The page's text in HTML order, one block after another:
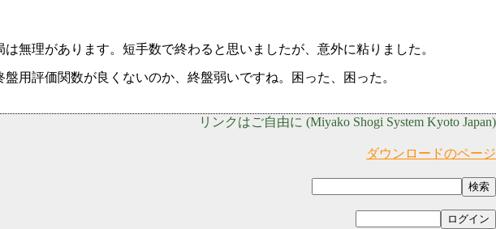
無理があります。短手数で終わると思いましたが、意外に粘りました。
用評価関数が良くないのか、終盤弱いですね。困った、困った。
リンクはご自由に (Miyako Shogi System Kyoto Japan)
ダウンロードのページ